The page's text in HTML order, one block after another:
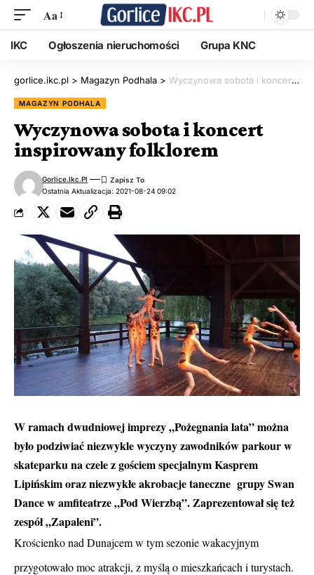
Aa
IKC Ogłoszenia nieruchomości Grupa KNC
gorlice.ikc.pl > Magazyn Podhala > Wyczynowa sobota i koncert inspirowany folklorem
MAGAZYN PODHALA
Wyczynowa sobota i koncert
inspirowany folklorem
Ostatnia Aktualizacja: 2021-08-24 09:02
Gorlice.ikc.pl
W ramach dwudniowej imprezy „Pożegnania lata” można
było podziwiać niezwykle wyczyny zawodników parkour w
skateparku na czele z gościem specjalnym Kasprem
Lipińskim oraz niezwykłe akrobacje taneczne grupy Swan
Dance w amfiteatrze „Pod Wierzbą”. Zaprezentował się też
zespół „Zapaleni”.
Krościenko nad Dunajcem w tym sezonie wakacyjnym
przygotowało moc atrakcji, z myślą o mieszkańcach i turystach.